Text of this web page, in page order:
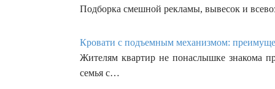
Подборка смешной рекламы, вывесок и
Кровати с подъемным механизмом:
Жителям квартир не понаслышке знакома
семья с…